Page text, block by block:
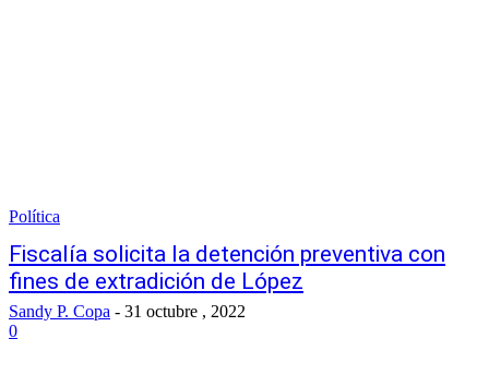
Política
Fiscalía solicita la detención preventiva con
fines de extradición de López
Sandy P. Copa - 31 octubre , 2022
0